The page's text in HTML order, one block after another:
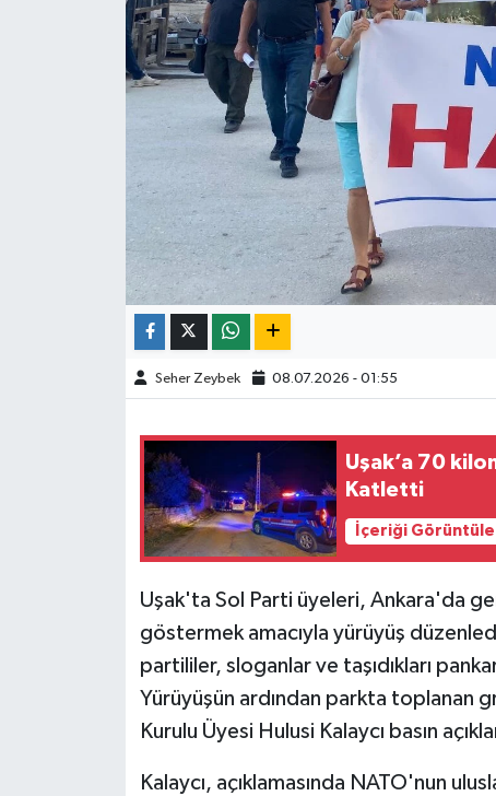
Seher Zeybek 08.07.2026 - 01:55
Uşak’a 70
Katletti
İçeriği Görüntüle
Uşak'ta Sol Parti üyeleri, Ankara'da
göstermek amacıyla yürüyüş
partililer, sloganlar ve taşıdıkları
Yürüyüşün ardından parkta toplanan
Kurulu Üyesi Hulusi Kalaycı basın
Kalaycı, açıklamasında NATO'nun